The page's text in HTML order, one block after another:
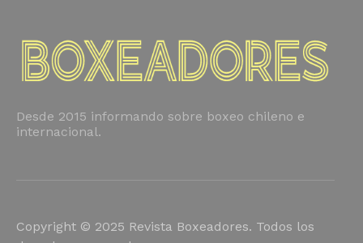
Desde 2015 informando sobre boxeo chileno e
internacional.
Copyright © 2025 Revista Boxeadores. Todos los